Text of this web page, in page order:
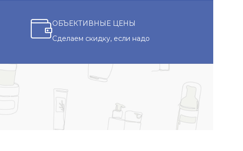
ОБЪЕКТИВНЫЕ ЦЕНЫ
Сделаем скидку, если надо